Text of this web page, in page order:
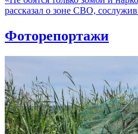
рассказал о зоне СВО,
Фоторепортажи